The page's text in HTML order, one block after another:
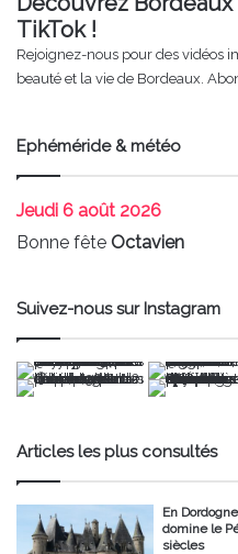
TikTok !
Rejoignez-nous pour des vidéos
beauté et la vie de Bordeaux.
Ephéméride & météo
Jeudi 6 août 2026
Bonne fête Octavien
Suivez-nous sur Instagram
Articles les plus consultés
En
domine le
siècles